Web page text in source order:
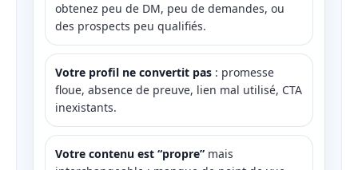
obtenez peu de DM, peu de demandes, ou
des prospects peu qualifiés.
Votre profil ne convertit pas : promesse
floue, absence de preuve, lien mal utilisé, CTA
inexistants.
Votre contenu est “propre” mais